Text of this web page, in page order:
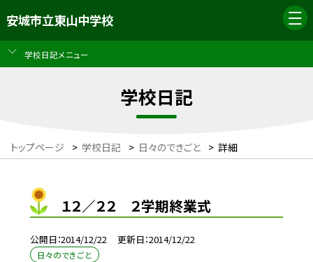
安城市立東山中学校
学校日記メニュー
学校日記
トップページ > 学校日記 > 日々のできごと > 詳細
１２／２２ ２学期終業式
公開日 2014/12/22 更新日 2014/12/22
日々のできごと